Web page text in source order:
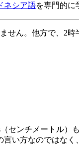
ネシア語を専門的に
せん。他方で、2時
センチメートル）
言い方なのではな